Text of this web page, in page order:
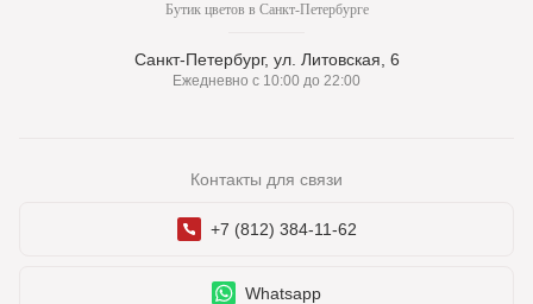
Бутик цветов в Санкт-Петербурге
Санкт-Петербург, ул. Литовская, 6
Ежедневно с 10:00 до 22:00
Контакты для связи
+7 (812) 384-11-62
Whatsapp